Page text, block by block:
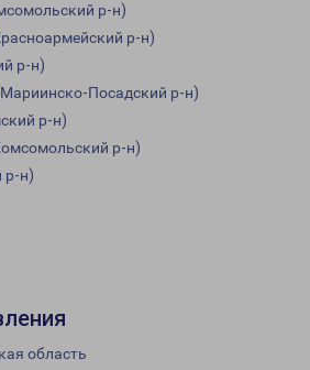
р-н)
р-н)
р-н)
Посадский р-н)
р-н)
р-н)
р-н)
область